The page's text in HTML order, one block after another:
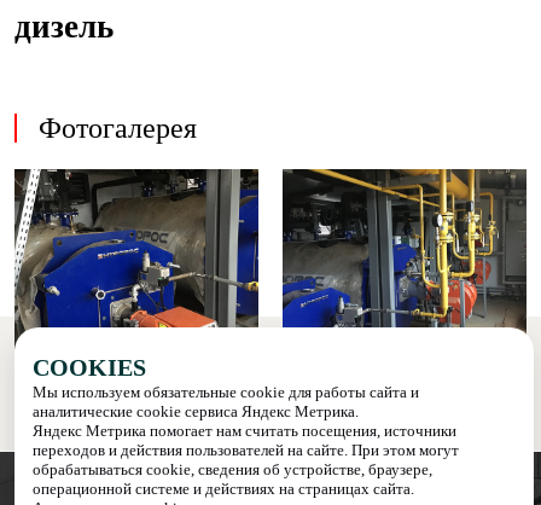
дизель
Фотогалерея
Назад к списку наших объектов
COOKIES
Мы используем обязательные cookie для работы сайта и
аналитические cookie сервиса Яндекс Метрика.
Яндекс Метрика помогает нам считать посещения, источники
переходов и действия пользователей на сайте. При этом могут
обрабатываться cookie, сведения об устройстве, браузере,
операционной системе и действиях на страницах сайта.